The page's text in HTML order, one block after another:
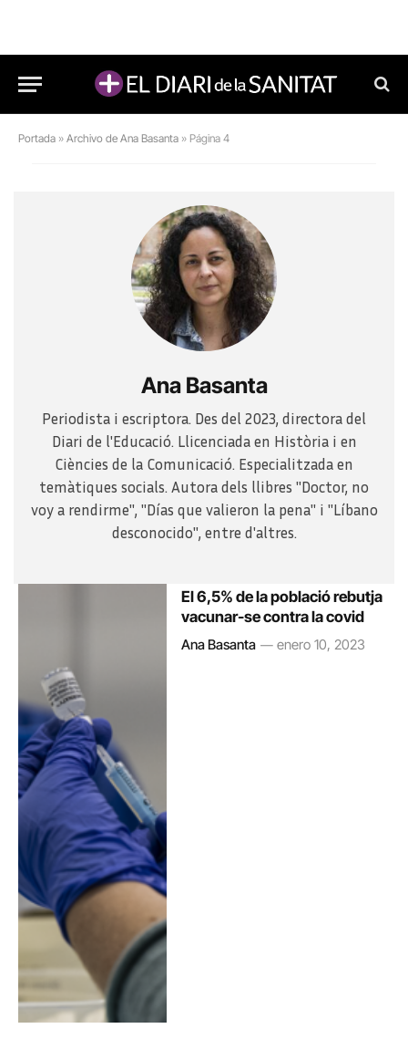
Portada » Archivo de Ana Basanta » Página 4
Ana Basanta
Periodista i escriptora. Des del 2023, directora del
Diari de l'Educació. Llicenciada en Història i en
Ciències de la Comunicació. Especialitzada en
temàtiques socials. Autora dels llibres "Doctor, no
voy a rendirme", "Días que valieron la pena" i "Líbano
desconocido", entre d'altres.
El 6,5% de la població rebutja
vacunar-se contra la covid
Ana Basanta enero 10, 2023